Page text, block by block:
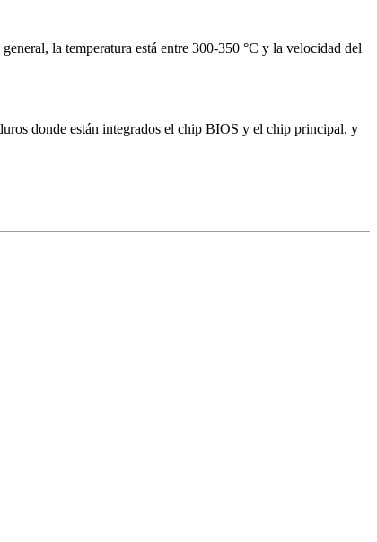
la temperatura está entre 300-350 °C y la velocidad del
donde están integrados el chip BIOS y el chip principal, y